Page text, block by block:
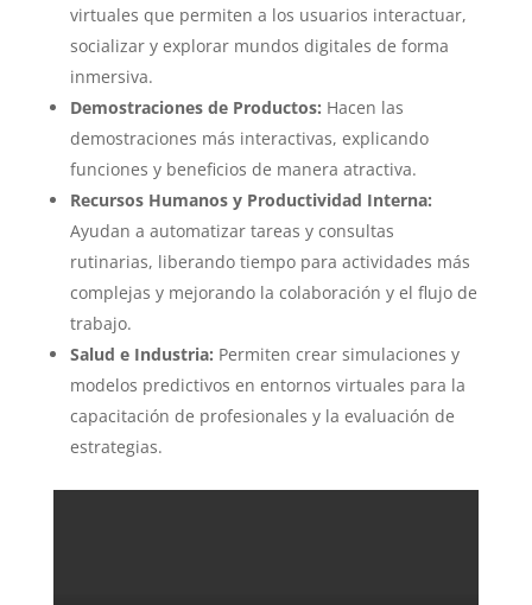
virtuales que permiten a los usuarios interactuar,
socializar y explorar mundos digitales de forma
inmersiva.
Demostraciones de Productos: Hacen las
demostraciones más interactivas, explicando
funciones y beneficios de manera atractiva.
Recursos Humanos y Productividad Interna:
Ayudan a automatizar tareas y consultas
rutinarias, liberando tiempo para actividades más
complejas y mejorando la colaboración y el flujo de
trabajo.
Salud e Industria: Permiten crear simulaciones y
modelos predictivos en entornos virtuales para la
capacitación de profesionales y la evaluación de
estrategias.